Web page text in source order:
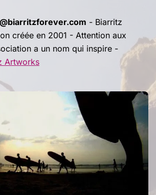
- Biarritz
créée en 2001 - Attention aux
a un nom qui inspire -
Artworks